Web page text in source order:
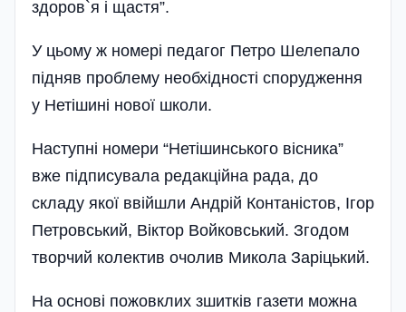
здоров`я і щастя”.
У цьому ж номері педагог Петро Шелепало
підняв проблему необхідності спорудження
у Нетішині нової школи.
Наступні номери “Неті­шинського вісника”
вже підписувала редакційна рада, до
складу якої ввійшли Андрій Контаністов, Ігор
Петровський, Віктор Войковський. Згодом
творчий колектив очолив Микола Заріцький.
На основі пожовклих зшитків газети можна